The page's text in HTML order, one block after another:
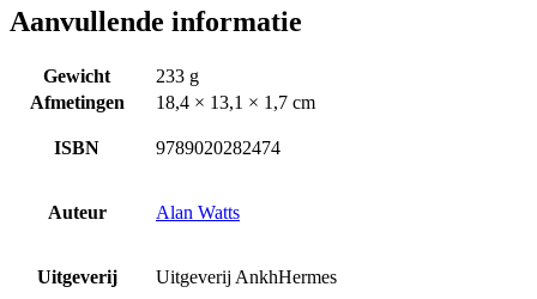
Aanvullende informatie
Gewicht
233 g
Afmetingen
18,4 × 13,1 × 1,7 cm
ISBN 9789020282474
Auteur Alan Watts
Uitgeverij Uitgeverij AnkhHermes